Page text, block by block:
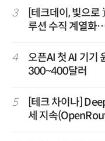
3
[테크데이, 빛으
루션 수직 계열화
4
오픈AI 첫 AI 기기
300~400달러
5
[테크 차이나]
세 지속